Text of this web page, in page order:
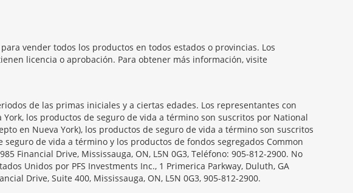
vender todos los productos en todos estados o provincias. Los
licencia o aprobación. Para obtener más información, visite
de las primas iniciales y a ciertas edades. Los representantes con
los productos de seguro de vida a término son suscritos por National
en Nueva York), los productos de seguro de vida a término son suscritos
de vida a término y los productos de fondos segregados Common
Financial Drive, Mississauga, ON, L5N 0G3, Teléfono: 905-812-2900. No
Unidos por PFS Investments Inc., 1 Primerica Parkway, Duluth, GA
Drive, Suite 400, Mississauga, ON, L5N 0G3, 905-812-2900.